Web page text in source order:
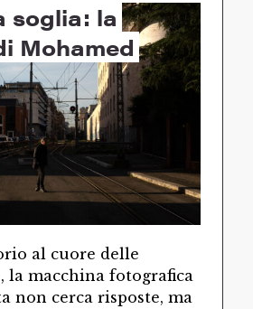
soglia: la
Mohamed
al cuore delle
la macchina fotografica
non cerca risposte, ma